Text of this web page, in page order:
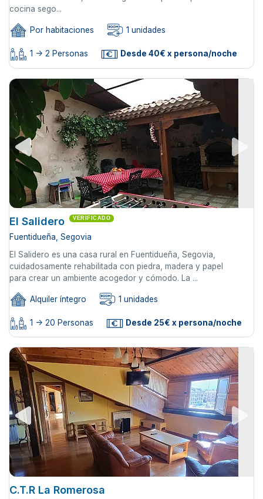
cocina sego...
Por habitaciones 1 unidades
1 -> 2 Personas Desde 40€ x persona/noche
El Salidero VERIFICADO
Fuentidueña, Segovia
El Salidero es una casa rural en Fuentidueña, Segovia,
cuidadosamente rehabilitada con piedra, madera y papel
para crear un ambiente acogedor y cómodo. La ...
Alquiler íntegro 1 unidades
1 -> 20 Personas Desde 25€ x persona/noche
C.T.R La Romerosa